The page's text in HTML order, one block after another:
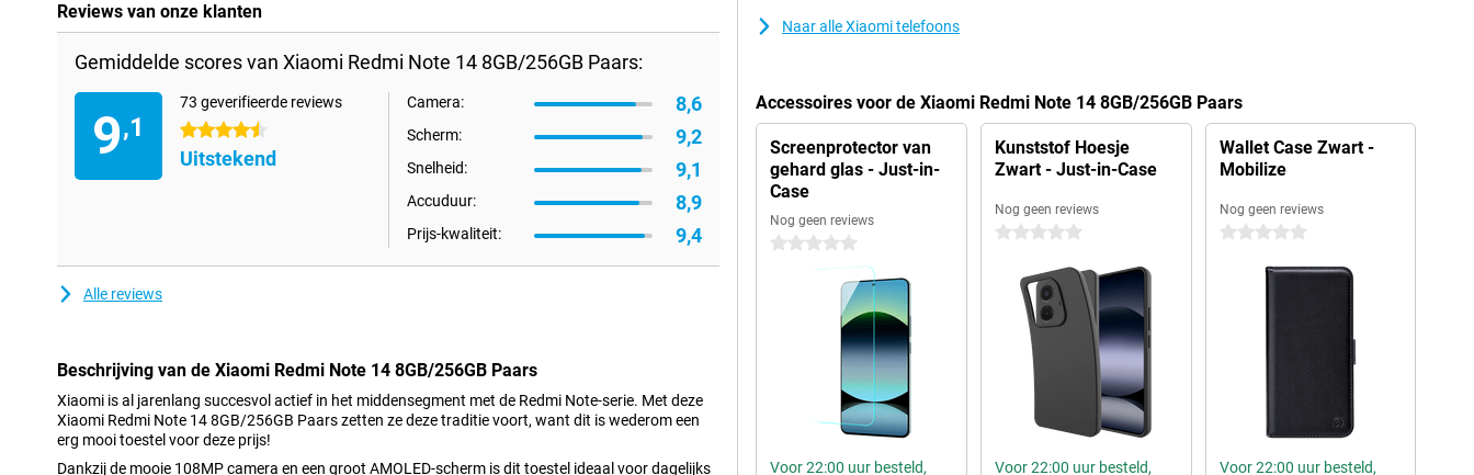
Reviews van onze klanten
Gemiddelde scores van Xiaomi Redmi Note 14 8GB/256GB Paars:
9,1
73 geverifieerde reviews
4.5 sterren
Uitstekend
Camera: 8,6
Scherm: 9,2
Snelheid: 9,1
Accuduur: 8,9
Prijs-kwaliteit: 9,4
Alle reviews
Beschrijving van de Xiaomi Redmi Note 14 8GB/256GB Paars
Xiaomi is al jarenlang succesvol actief in het middensegment met de Redmi Note-serie. Met deze
Xiaomi Redmi Note 14 8GB/256GB Paars zetten ze deze traditie voort, want dit is wederom een
erg mooi toestel voor deze prijs!
Dankzij de mooie 108MP camera en een groot AMOLED-scherm is dit toestel ideaal voor dagelijks
Naar alle Xiaomi telefoons
Accessoires voor de Xiaomi Redmi Note 14 8GB/256GB Paars
Screenprotector van
gehard glas - Just-in-
Case
Nog geen reviews
0 sterren
Voor 22:00 uur besteld,
Kunststof Hoesje
Zwart - Just-in-Case
Nog geen reviews
0 sterren
Voor 22:00 uur besteld,
Wallet Case Zwart -
Mobilize
Nog geen reviews
0 sterren
Voor 22:00 uur besteld,